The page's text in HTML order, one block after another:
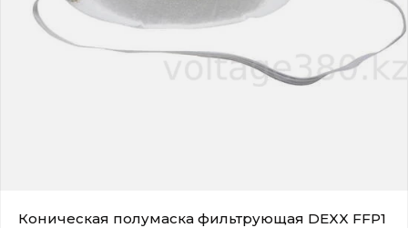
Коническая полумаска фильтрующая DEXX FFP1